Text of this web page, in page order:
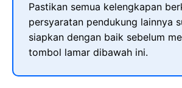
Pastikan semua kelengkapan
persyaratan pendukung lainnya
siapkan dengan baik sebelum
tombol lamar dibawah ini.